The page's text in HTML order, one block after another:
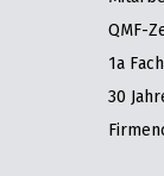
QMF-
1a
30